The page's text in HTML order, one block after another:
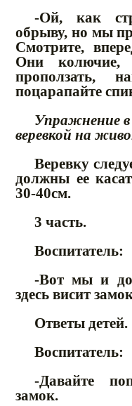
-Ой, как
обрыву, но мы
Смотрите,
Они колючие,
проползать,
поцарапайте
Упражнение
веревкой на
Веревку
должны ее
30-40см.
3 часть.
Воспитатель:
-Вот мы и
здесь висит
Ответы детей.
Воспитатель:
-Давайте
замок.